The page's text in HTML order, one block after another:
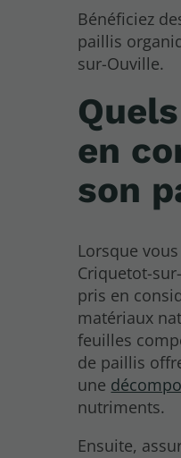
Bénéficiez
paillis
sur-Ouville.
en
son
Lorsque
Criquetot-
pris en
matériaux
feuilles
de paillis
une
nutriments.
Ensuite,